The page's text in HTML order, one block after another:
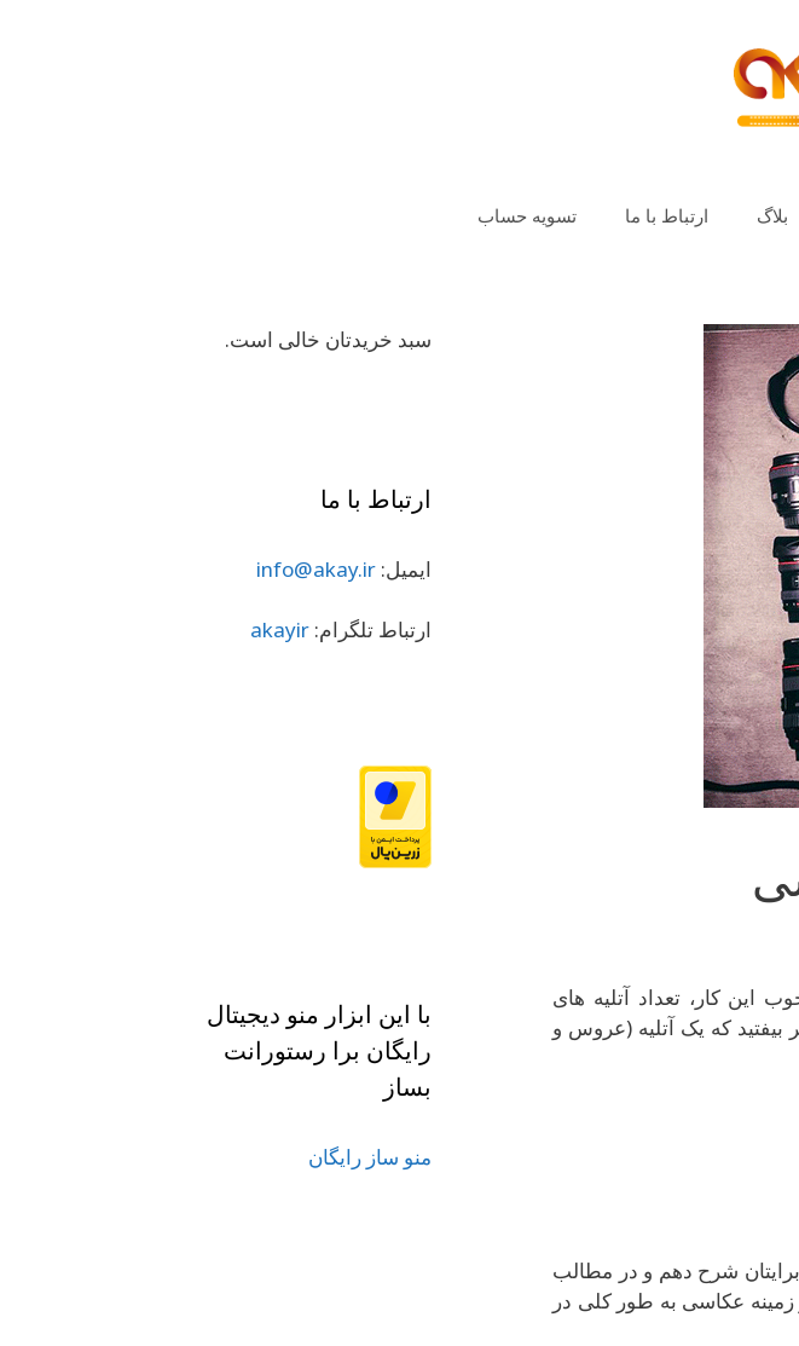
بلاگ ارتباط با ما تسویه حساب
این کار، تعداد آتلیه های
که یک آتلیه (عروس و
برای استارت این کار را برایتان شرح دهم و در مطالب
سعی می‌کنم تجربه 10 ساله خود را در زمینه عکاسی به طور کلی در
سبد خریدتان خالی است.
ارتباط با ما
ایمیل: info@akay.ir
ارتباط تلگرام: akayir
با این ابزار منو دیجیتال
رایگان برا رستورانت
بساز
منو ساز رایگان